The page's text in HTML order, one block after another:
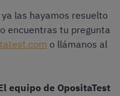
las hayamos resuelto
encuentras tu pregunta
o llámanos al
equipo de OpositaTest